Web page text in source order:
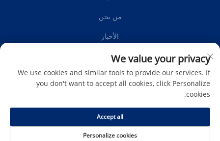
من نحن
الأخبار
اتصل بنا
حقوق الطبع والنشر © Protech Autoparts Co.,Ltd. جميع الحقوق
سياسة الخصوصية
We value your privacy
We use cookies and similar tools to provide our services. If
you don't want to accept all cookies, click Personalize
cookies.
Personalize cookies
Accept all